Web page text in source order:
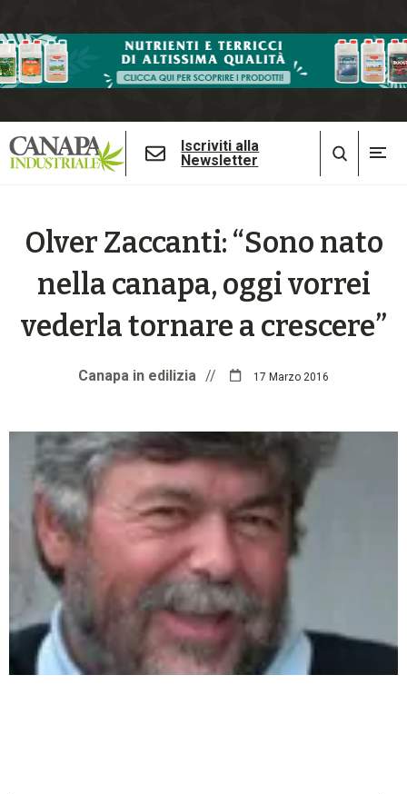
Iscriviti alla
Newsletter
Olver Zaccanti: “Sono nato
nella canapa, oggi vorrei
vederla tornare a crescere”
Canapa in edilizia // 17 Marzo 2016